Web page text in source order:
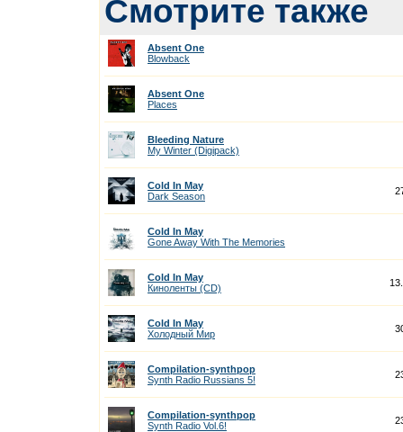
Смотрите также
Absent One
Blowback
Absent One
Places
Bleeding Nature
My Winter (Digipack)
Cold In May
Dark Season
Cold In May
Gone Away With The Memories
Cold In May
Киноленты (CD)
Cold In May
Холодный Мир
Compilation-synthpop
Synth Radio Russians 5!
Compilation-synthpop
Synth Radio Vol.6!